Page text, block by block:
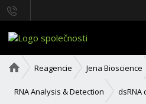
v
o
d
Reagencie Jena Bioscience
RNA Analysis & Detection dsRNA